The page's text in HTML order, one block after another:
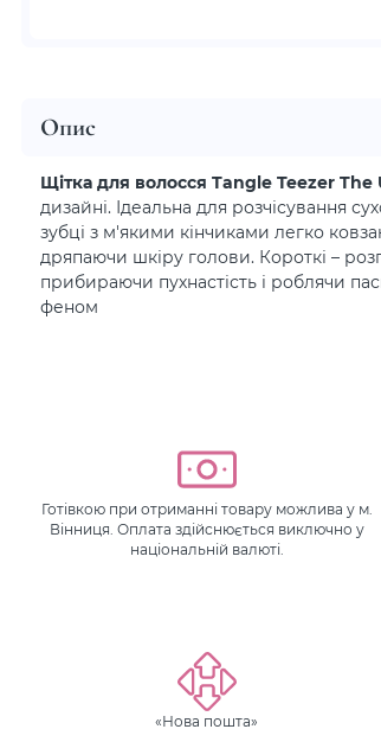
Опис
Щітка для волосся Tangle Teezer
дизайні. Ідеальна для розчісування
зубці з м'якими кінчиками легко
дряпаючи шкіру голови. Короткі –
прибираючи пухнастість і роблячи
феном
Готівкою при отриманні товару можлива у м.
Вінниця. Оплата здійснюється виключно у
національній валюті.
«Нова пошта»